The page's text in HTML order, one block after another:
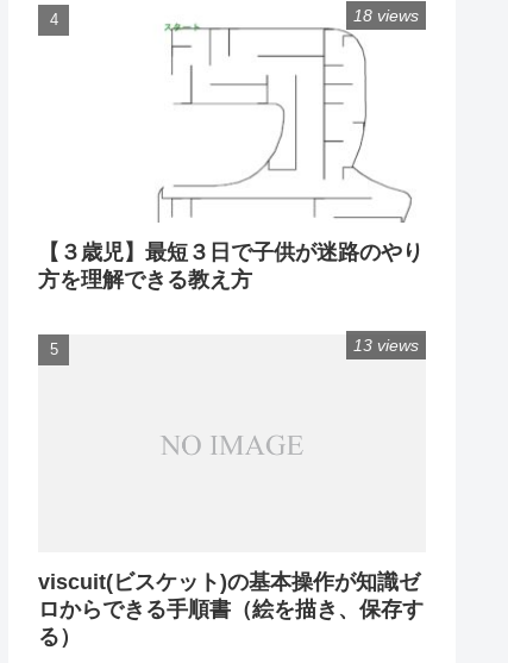
【３歳児】最短３日で子供が迷路のやり
方を理解できる教え方
18 views
viscuit(ビスケット)の基本操作が知識ゼ
ロからできる手順書（絵を描き、保存す
る）
13 views